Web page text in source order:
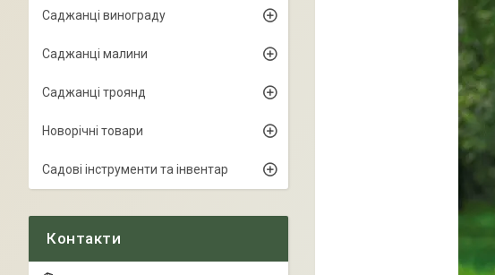
Саджанці винограду
Саджанці малини
Саджанці троянд
Новорічні товари
Садові інструменти та інвентар